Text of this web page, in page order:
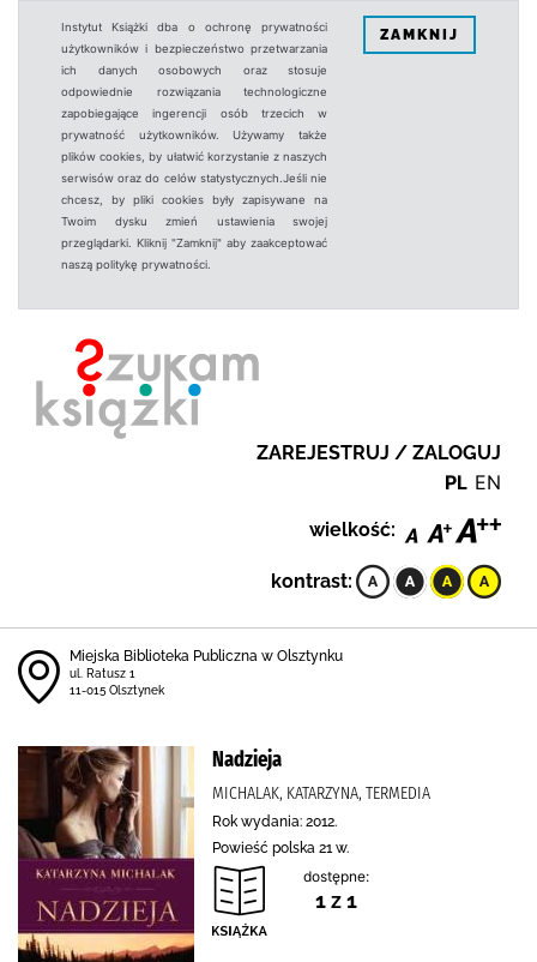
Instytut Książki dba o ochronę prywatności
użytkowników i bezpieczeństwo przetwarzania
ich danych osobowych oraz stosuje
odpowiednie rozwiązania technologiczne
zapobiegające ingerencji osób trzecich w
prywatność użytkowników. Używamy także
plików cookies, by ułatwić korzystanie z naszych
serwisów oraz do celów statystycznych.Jeśli nie
chcesz, by pliki cookies były zapisywane na
Twoim dysku zmień ustawienia swojej
przeglądarki. Kliknij "Zamknij" aby zaakceptować
naszą politykę prywatności.
ZAMKNIJ
ZAREJESTRUJ / ZALOGUJ
PL EN
wielkość:
kontrast:
Miejska Biblioteka Publiczna w Olsztynku
ul. Ratusz 1
11-015 Olsztynek
Nadzieja
MICHALAK, KATARZYNA, TERMEDIA
Rok wydania: 2012.
Powieść polska 21 w.
dostępne:
1 z 1